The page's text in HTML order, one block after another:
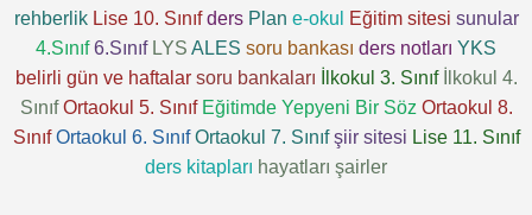
rehberlik Lise 10. Sınıf ders Plan e-okul Eğitim sitesi sunular
4.Sınıf 6.Sınıf LYS ALES soru bankası ders notları YKS
belirli gün ve haftalar soru bankaları İlkokul 3. Sınıf
İlkokul 4.
Sınıf Ortaokul 5. Sınıf Eğitimde Yepyeni Bir Söz Ortaokul 8.
Sınıf Ortaokul 6. Sınıf Ortaokul 7. Sınıf şiir sitesi Lise 11. Sınıf
ders kitapları hayatları şairler